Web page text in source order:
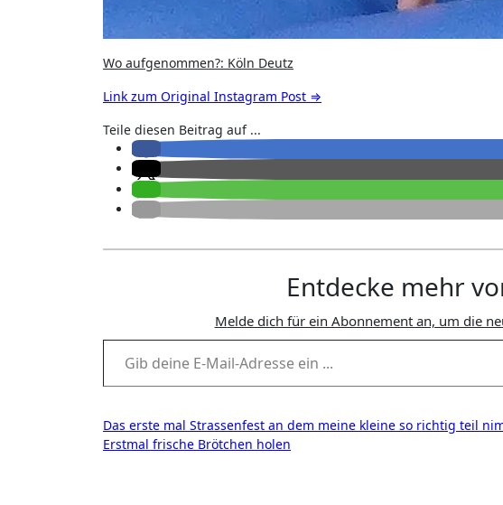
Wo aufgenommen?: Köln Deutz
Link zum Original Instagram Post ⇒
Teile diesen Beitrag auf ...
Entdecke mehr
Melde dich für ein Abonnement an, um die
Gib deine E-Mail-Adresse ein ...
Beitragsnavigation
Das erste mal Strassenfest an dem meine kleine so richtig teil
Erstmal frische Brötchen holen